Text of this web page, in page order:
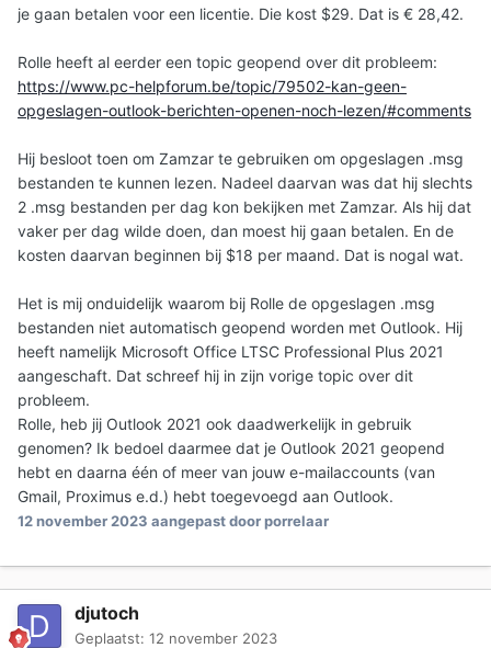
je gaan betalen voor een licentie. Die kost $29. Dat is € 28,42.
Rolle heeft al eerder een topic geopend over dit probleem:
https://www.pc-helpforum.be/topic/79502-kan-geen-
opgeslagen-outlook-berichten-openen-noch-lezen/#comments
Hij besloot toen om Zamzar te gebruiken om opgeslagen .msg
bestanden te kunnen lezen. Nadeel daarvan was dat hij slechts
2 .msg bestanden per dag kon bekijken met Zamzar. Als hij dat
vaker per dag wilde doen, dan moest hij gaan betalen. En de
kosten daarvan beginnen bij $18 per maand. Dat is nogal wat.
Het is mij onduidelijk waarom bij Rolle de opgeslagen .msg
bestanden niet automatisch geopend worden met Outlook. Hij
heeft namelijk Microsoft Office LTSC Professional Plus 2021
aangeschaft. Dat schreef hij in zijn vorige topic over dit
probleem.
Rolle, heb jij Outlook 2021 ook daadwerkelijk in gebruik
genomen? Ik bedoel daarmee dat je Outlook 2021 geopend
hebt en daarna één of meer van jouw e-mailaccounts (van
Gmail, Proximus e.d.) hebt toegevoegd aan Outlook.
12 november 2023 aangepast door porrelaar
djutoch
Geplaatst: 12 november 2023